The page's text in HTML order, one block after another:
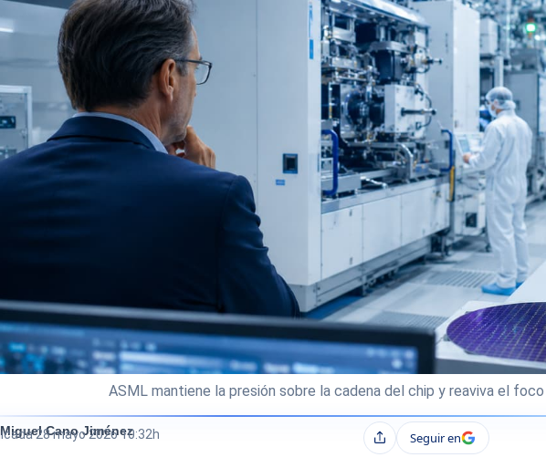
ASML mantiene la presión sobre la cadena del chip y reaviva el foco
Cano Jiménez
28 mayo 2026 10:32h CompartirSeguir en